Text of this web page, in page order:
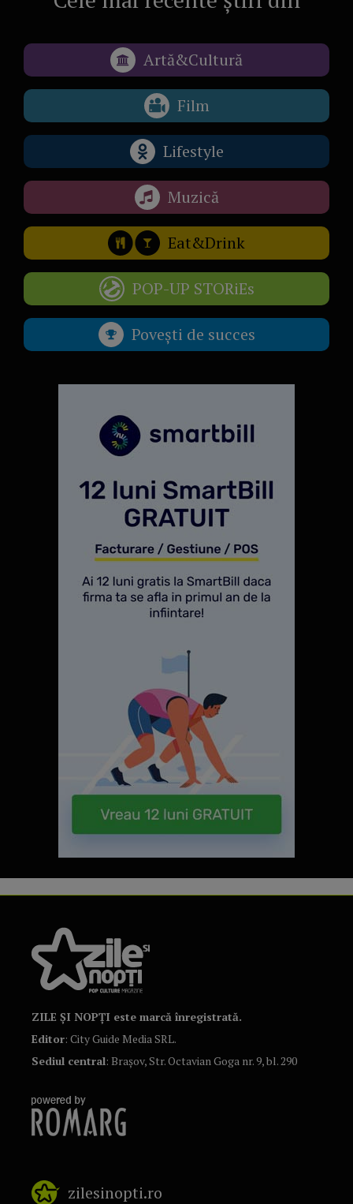
Artă&Cultură
Film
Lifestyle
Muzică
Eat&Drink
POP-UP STORiEs
Povești de succes
ZILE ȘI NOPȚI este marcă înregistrată.
Editor: City Guide Media SRL.
Sediul central: Brașov, Str. Octavian Goga nr. 9, bl. 290
zilesinopti.ro